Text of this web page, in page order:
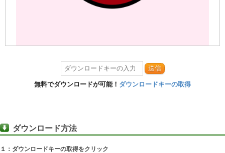
送信
無料でダウンロードが可能！ ダウンロードキーの取得
ダウンロード方法
１：ダウンロードキーの取得をクリック